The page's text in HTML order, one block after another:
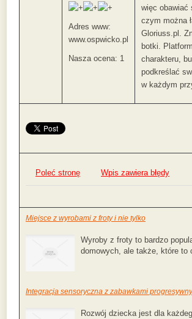
Adres www:
www.ospwicko.pl
Nasza ocena: 1
więc obawiać
czym można
Gloriuss.pl.
botki.
charakteru,
podkreślać
w każdym
Poleć stronę Wpis zawiera błędy
Miejsce z wyrobami z froty i nie tylko
Wyroby z froty to bardzo
domowych, ale także, które
Integracja sensoryczna z zabawkami
Rozwój dziecka jest dla